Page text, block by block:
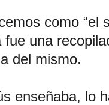
como “el
fue una
del mismo.
enseñaba, lo